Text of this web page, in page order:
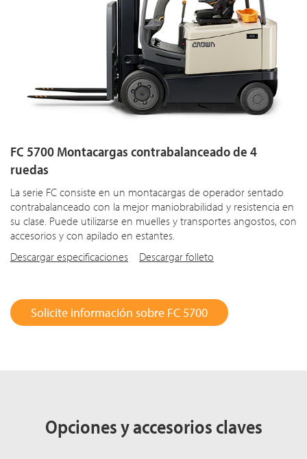
FC 5700 Montacargas contrabalanceado de 4
ruedas
La serie FC consiste en un montacargas de operador sentado
contrabalanceado con la mejor maniobrabilidad y resistencia en
su clase. Puede utilizarse en muelles y transportes angostos, con
accesorios y con apilado en estantes.
Descargar especificaciones
Descargar folleto
Solicite información sobre FC 5700
Opciones y accesorios claves